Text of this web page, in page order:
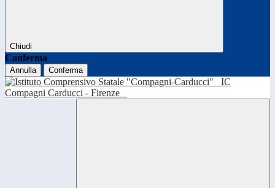
Chiudi
Conferma
Annulla Conferma
IC
Compagni Carducci - Firenze